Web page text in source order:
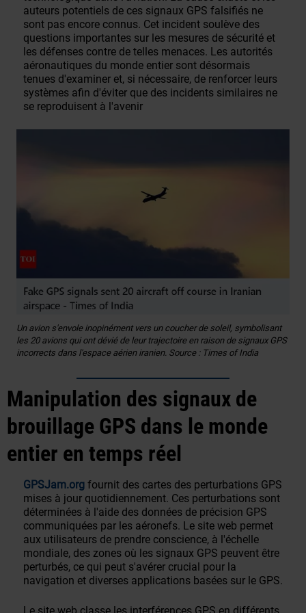
auteurs potentiels de ces signaux GPS falsifiés ne
sont pas encore connus. Cet incident soulève des
questions importantes sur les mesures de sécurité et
les défenses contre de telles menaces. Les autorités
aéronautiques du monde entier sont désormais
tenues d'examiner et, si nécessaire, de renforcer leurs
systèmes afin d'éviter que des incidents similaires ne
se reproduisent à l'avenir
Un avion s'envole inopinément vers un coucher de soleil, symbolisant
les 20 avions qui ont dévié de leur trajectoire en raison de signaux GPS
incorrects dans l'espace aérien iranien. Source : Times of India
Manipulation des signaux de
brouillage GPS dans le monde
entier en temps réel
GPSJam.orgfournit des cartes des perturbations GPS
mises à jour quotidiennement. Ces perturbations sont
déterminées à l'aide des données de précision GPS
communiquées par les aéronefs. Le site web permet
aux utilisateurs de prendre conscience, à l'échelle
mondiale, des zones où les signaux GPS peuvent être
perturbés, ce qui peut s'avérer crucial pour la
navigation et diverses applications basées sur le GPS.
Le site web classe les interférences GPS en différents